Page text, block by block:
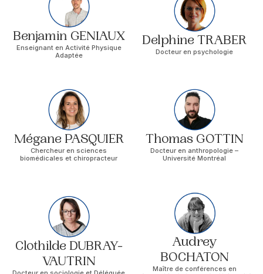
Benjamin GENIAUX
Enseignant en Activité Physique
Adaptée
Delphine TRABER
Docteur en psychologie
Mégane PASQUIER
Chercheur en sciences
biomédicales et chiropracteur
Thomas GOTTIN
Docteur en anthropologie –
Université Montréal
Clothilde DUBRAY-
VAUTRIN
Audrey
BOCHATON
Maître de conférences en